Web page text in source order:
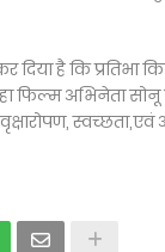
है कि प्रतिभा
फिल्म अभिनेता